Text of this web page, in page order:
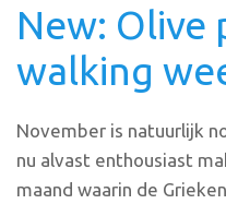
New: Olive
walking
November is natuurlijk
nu alvast enthousiast
maand waarin de